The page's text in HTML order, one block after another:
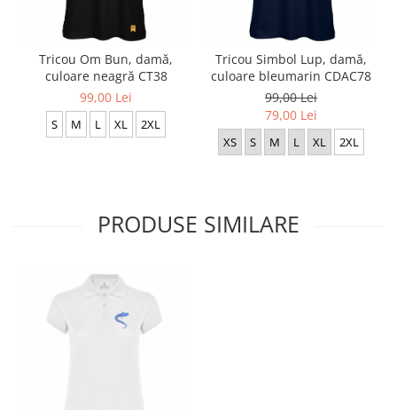
Tricou Om Bun, damă,
culoare neagră CT38
99,00 Lei
S M L XL 2XL
Tricou Simbol Lup, damă,
culoare bleumarin CDAC78
99,00 Lei
79,00 Lei
XS S M L XL 2XL
PRODUSE SIMILARE